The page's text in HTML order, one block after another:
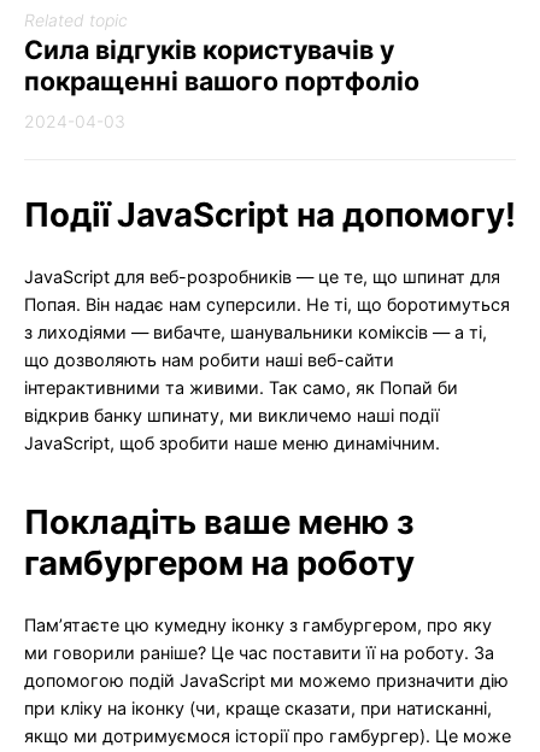
Related topic
Сила відгуків користувачів у
покращенні вашого портфоліо
2024-04-03
Події JavaScript на допомогу!
JavaScript для веб-розробників — це те, що шпинат для
Попая. Він надає нам суперсили. Не ті, що боротимуться
з лиходіями — вибачте, шанувальники коміксів — а ті,
що дозволяють нам робити наші веб-сайти
інтерактивними та живими. Так само, як Попай би
відкрив банку шпинату, ми викличемо наші події
JavaScript, щоб зробити наше меню динамічним.
Покладіть ваше меню з
гамбургером на роботу
Пам’ятаєте цю кумедну іконку з гамбургером, про яку
ми говорили раніше? Це час поставити її на роботу. За
допомогою подій JavaScript ми можемо призначити дію
при кліку на іконку (чи, краще сказати, при натисканні,
якщо ми дотримуємося історії про гамбургер). Це може